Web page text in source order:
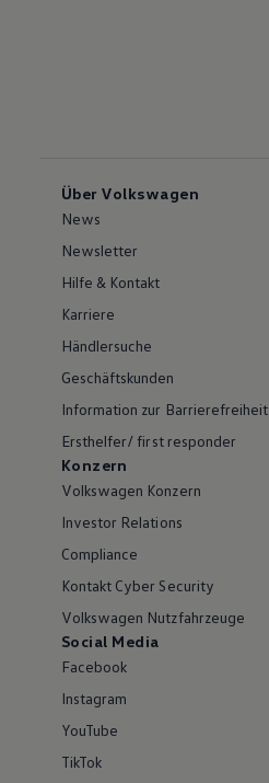
Über Volkswagen
News
Newsletter
Hilfe & Kontakt
Karriere
Händlersuche
Geschäftskunden
Information zur Barrierefreiheit
Ersthelfer/ first responder
Konzern
Volkswagen Konzern
Investor Relations
Compliance
Kontakt Cyber Security
Volkswagen Nutzfahrzeuge
Social Media
Facebook
Instagram
YouTube
TikTok